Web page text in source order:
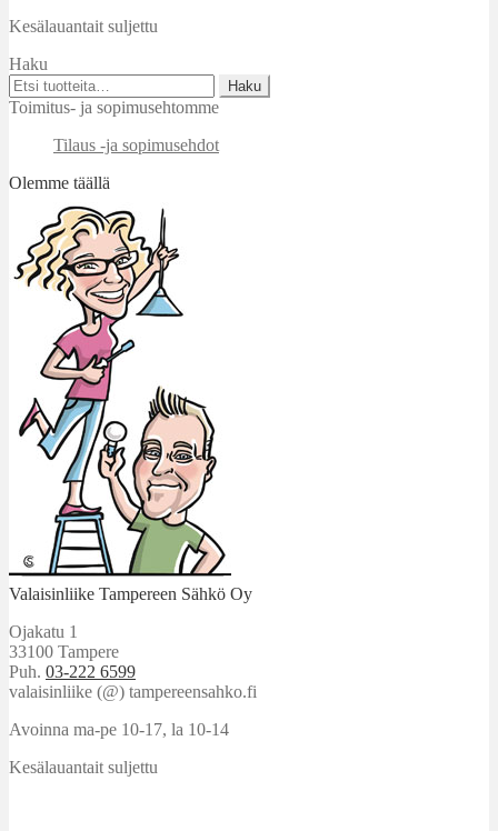
Kesälauantait suljettu
Haku
Etsi:
Haku
Toimitus- ja sopimusehtomme
Tilaus -ja sopimusehdot
Olemme täällä
Valaisinliike Tampereen Sähkö Oy
Ojakatu 1
33100 Tampere
Puh. 03-222 6599
valaisinliike (@) tampereensahko.fi
Avoinna ma-pe 10-17, la 10-14
Kesälauantait suljettu